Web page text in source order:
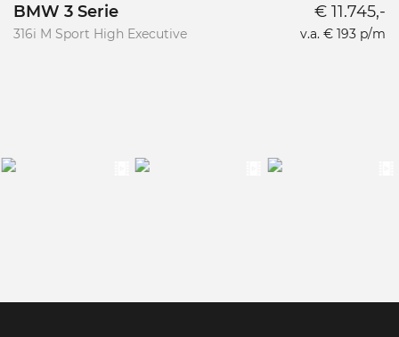
BMW 3 Serie
316i M Sport High Executive
€ 11.745,-
v.a. € 193 p/m